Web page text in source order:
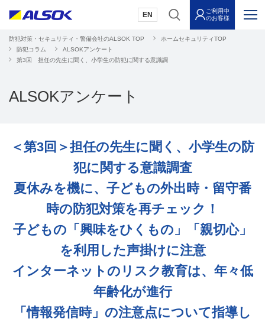
EN
ご利用中
のお客様
防犯対策・セキュリティ・警備会社のALSOK TOP
ホームセキュリティTOP
防犯コラム
ALSOKアンケート
第3回 担任の先生に聞く、小学生の防犯に関する意識調
ALSOKアンケート
＜第3回＞担任の先生に聞く、小学生の防
犯に関する意識調査
夏休みを機に、子どもの外出時・留守番
時の防犯対策を再チェック！
子どもの「興味をひくもの」「親切心」
を利用した声掛けに注意
インターネットのリスク教育は、年々低
年齢化が進行
「情報発信時」の注意点について指導し